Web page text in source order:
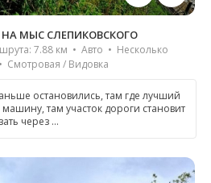
МЫС СЛЕПИКОВСКОГО
7.88 км • Авто • Несколько
Смотровая / Видовка
остановились, там где лучший
там участок дороги становит
через …